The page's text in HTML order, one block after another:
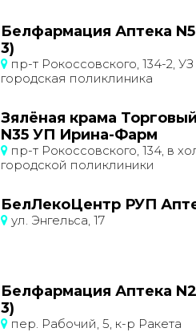
Белфармация Аптека
3)
пр-т Рокоссовского, 134-2, УЗ
городская поликлиника
Зялёная крама
N35 УП Ирина-Фарм
пр-т Рокоссовского, 134, в
городской поликлиники
БелЛекоЦентр РУП
ул. Энгельса, 17
Белфармация Аптека
3)
пер. Рабочий, 5, к-р Ракета